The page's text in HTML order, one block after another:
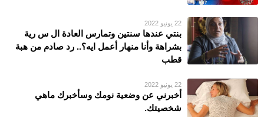
22 يونيو 2022
بنتي عندها سنتين وتمارس العادة ال س رية
بشراهة وأنا منهار أعمل ايه؟.. رد صادم من هبة
قطب
22 يونيو 2022
أخبرني عن وضعية نومك وسأخبرك ماهي
شخصيتك.